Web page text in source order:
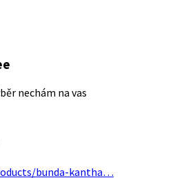
nechám na vas
bunda-kantha…